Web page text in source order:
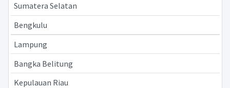
Sumatera Selatan
Bengkulu
Lampung
Bangka Belitung
Kepulauan Riau